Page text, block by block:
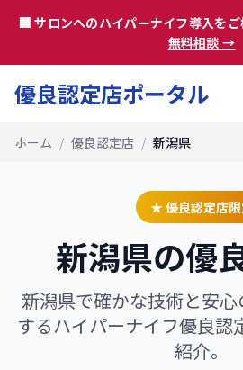
🏢 サロンへのハイパーナイフ導入を
無料相談 →
優良認定店ポータル
ホーム / 優良認定店 / 新潟県
★ 優良認定店
新潟県の優
新潟県で確かな技術と安
するハイパーナイフ優良認
紹介。